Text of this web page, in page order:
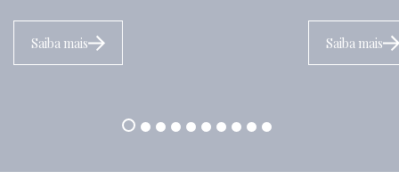
Saiba mais Saiba mais